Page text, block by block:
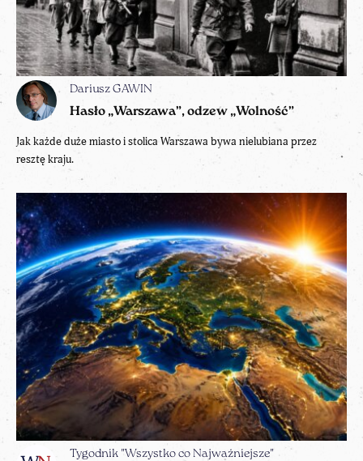
Dariusz GAWIN
Hasło „Warszawa”, odzew „Wolność”
Jak każde duże miasto i stolica Warszawa bywa nielubiana przez
resztę kraju.
Tygodnik "Wszystko co Najważniejsze"